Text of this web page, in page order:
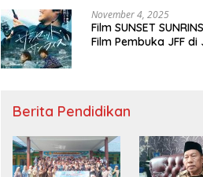
November 4, 2025
Film SUNSET
Film Pembuka JFF
Berita Pendidikan